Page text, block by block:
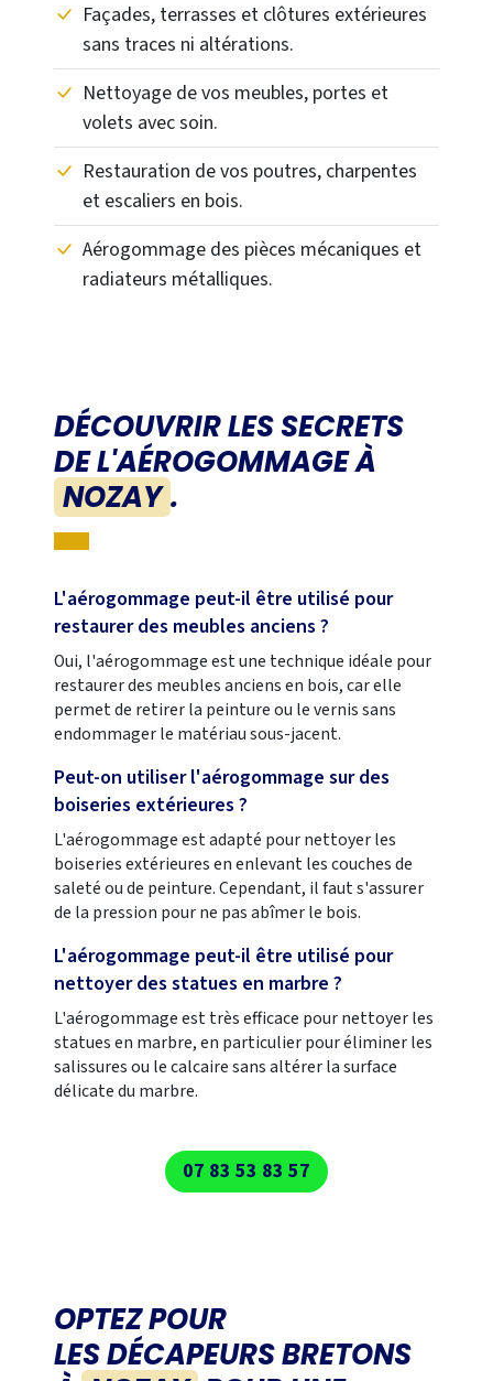
Façades, terrasses et clôtures extérieures
sans traces ni altérations.
Nettoyage de vos meubles, portes et
volets avec soin.
Restauration de vos poutres, charpentes
et escaliers en bois.
Aérogommage des pièces mécaniques et
radiateurs métalliques.
DÉCOUVRIR LES SECRETS
DE L'AÉROGOMMAGE À
NOZAY .
L'aérogommage peut-il être utilisé pour
restaurer des meubles anciens ?
Oui, l'aérogommage est une technique idéale pour
restaurer des meubles anciens en bois, car elle
permet de retirer la peinture ou le vernis sans
endommager le matériau sous-jacent.
Peut-on utiliser l'aérogommage sur des
boiseries extérieures ?
L'aérogommage est adapté pour nettoyer les
boiseries extérieures en enlevant les couches de
saleté ou de peinture. Cependant, il faut s'assurer
de la pression pour ne pas abîmer le bois.
L'aérogommage peut-il être utilisé pour
nettoyer des statues en marbre ?
L'aérogommage est très efficace pour nettoyer les
statues en marbre, en particulier pour éliminer les
salissures ou le calcaire sans altérer la surface
délicate du marbre.
07 83 53 83 57
OPTEZ POUR
LES DÉCAPEURS BRETONS